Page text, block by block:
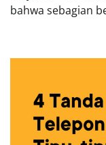
bahwa sebagian